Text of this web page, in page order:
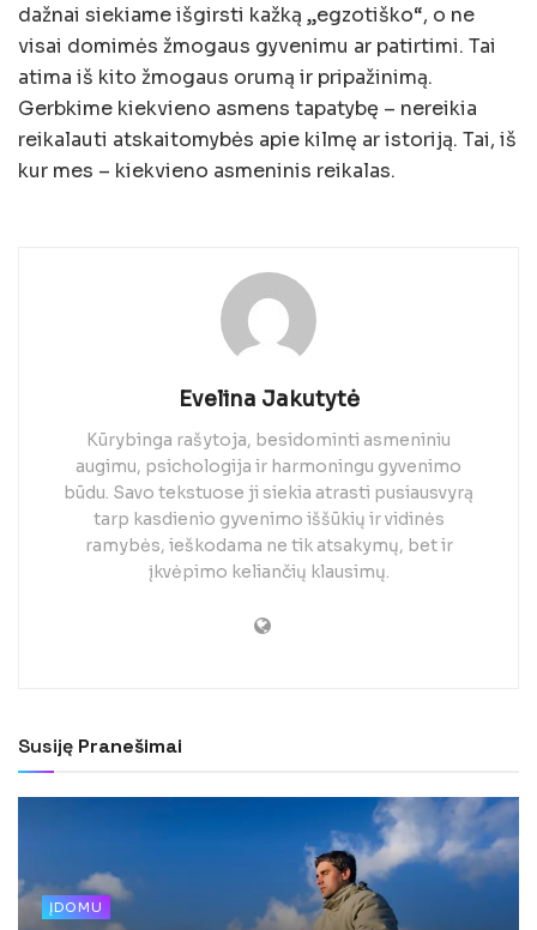
dažnai siekiame išgirsti kažką „egzotiško“, o ne
visai domimės žmogaus gyvenimu ar patirtimi. Tai
atima iš kito žmogaus orumą ir pripažinimą.
Gerbkime kiekvieno asmens tapatybę – nereikia
reikalauti atskaitomybės apie kilmę ar istoriją. Tai, iš
kur mes – kiekvieno asmeninis reikalas.
Evelina Jakutytė
Kūrybinga rašytoja, besidominti asmeniniu
augimu, psichologija ir harmoningu gyvenimo
būdu. Savo tekstuose ji siekia atrasti pusiausvyrą
tarp kasdienio gyvenimo iššūkių ir vidinės
ramybės, ieškodama ne tik atsakymų, bet ir
įkvėpimo keliančių klausimų.
Susiję Pranešimai
ĮDOMU